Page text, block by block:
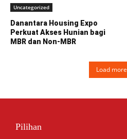
Uncategorized
Danantara Housing Expo
Perkuat Akses Hunian bagi
MBR dan Non-MBR
Load more
Pilihan